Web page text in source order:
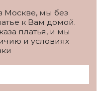
Москве, мы без
к Вам домой.
платья, и мы
и условиях